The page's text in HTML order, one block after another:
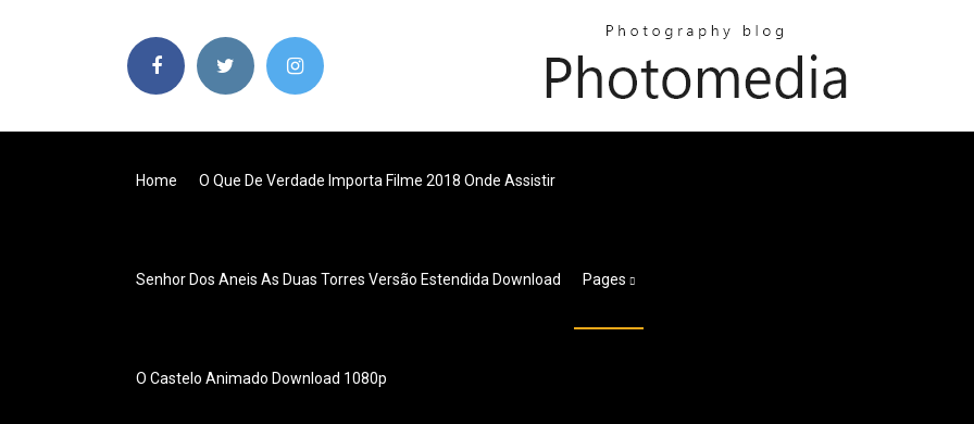
Home O Que De Verdade Importa Filme 2018 Onde Assistir
Senhor Dos Aneis As Duas Torres Versão Estendida Download Pages
O Castelo Animado Download 1080p